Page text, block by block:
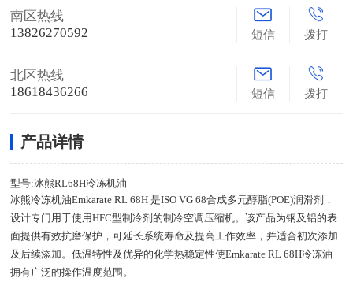
南区热线
13826270592
短信 拨打
北区热线
18618436266
短信 拨打
产品详情
型号:冰熊RL68H冷冻机油
冰熊冷冻机油Emkarate RL 68H 是ISO VG 68合成多元醇脂(POE)润滑剂，
设计专门用于使用HFC型制冷剂的制冷空调压缩机。该产品为钢及铝的表
面提供有效抗磨保护，可延长系统寿命及提高工作效率，并适合初次添加
及后续添加。低温特性及优异的化学热稳定性使Emkarate RL 68H冷冻油
拥有广泛的操作温度范围。